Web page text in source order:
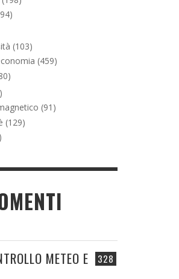
(103)
(459)
(91)
(129)
328
METEO E